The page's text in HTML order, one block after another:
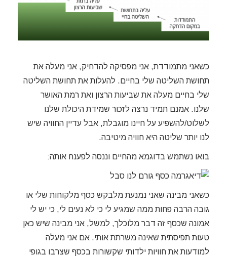
כשאני מתמודדת, אני מפסיקה להדחיק, אני מעלה את
תחושת השליטה שלי בחיים. להעלות את תחושת השליטה
שלי בחיים מעלה את שביעות הרצון ואת רמת האושר
שלנו. אמנם תמיד נרצה לזכור שמידת היכולת שלנו
לשלוט/להשפיע על חיינו מוגבלת, אבל עדיין החוויה שיש
לנו יותר שליטה היא חוויה מיטיבה.
בואו נשתמש בדוגמא מהחיים וננסה לפענח אותה:
כשאני מבינה שאני נמנעת מלבקש כסף מלקוחות שלי או
גובה הרבה פחות ממה שמגיע לי כי לא נעים לי, כי יש לי
אמונה שכסף זה דבר מלוכלך, למשל, אני מבינה שיש כאן
טעות תפיסתית שאינה משרתת אותי. אם אני מעלה
למודעות את חוויות ילדותי שקשורות בכסף שצרבו בגופי